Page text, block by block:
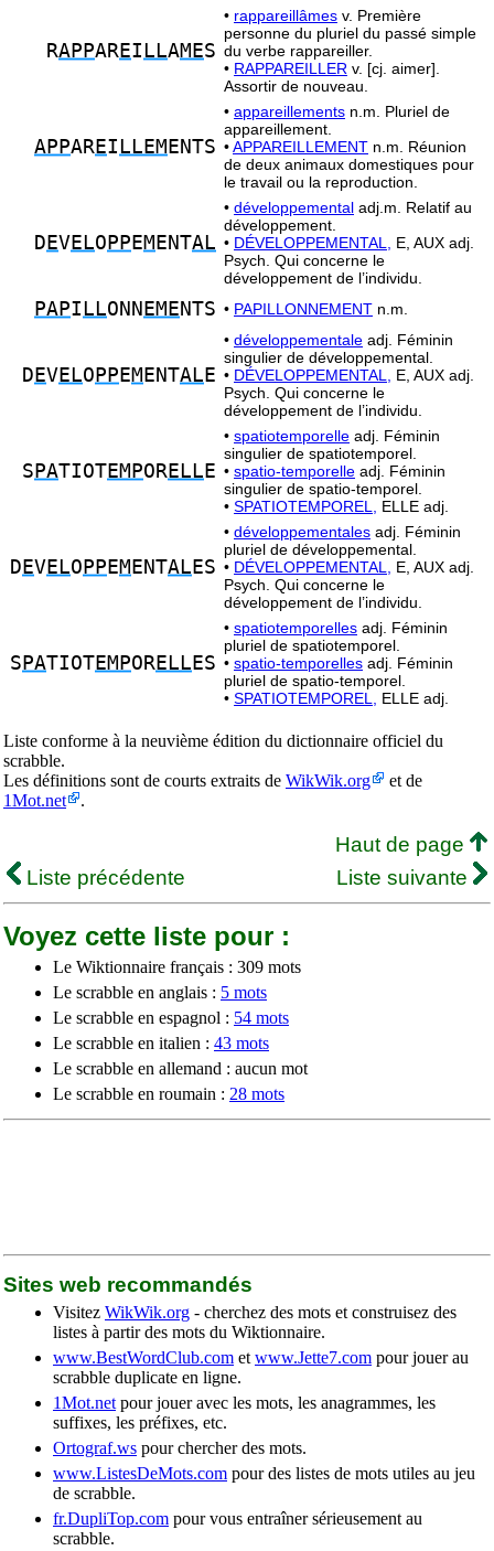
RAPPAREI LLAMES
• rappareillâmes v. Première
personne du pluriel du passé simple
du verbe rappareiller.
• RAPPAREILLER v. [cj. aimer].
Assortir de nouveau.
APPAREI LLEM ENTS
• appareillements n.m. Pluriel de
appareillement.
•APPAREILLEMENT n.m. Réunion
de deux animaux domestiques pour
le travail ou la reproduction.
D EVELO PP EM ENTAL
• développemental adj.m. Relatif au
développement.
• DÉVELOPPEMENTAL,
E, AUX adj.
Psych. Qui concerne le
développement de l’individu.
PAPI LLONN EME NTS • PAPILLONNEMENT n.m.
D EVELO PP EM ENTAL E
• développementale adj. Féminin
singulier de développemental.
• DÉVELOPPEMENTAL,
E, AUX adj.
Psych. Qui concerne le
développement de l’individu.
S PATIOTEMPORELL E
• spatiotemporelle adj. Féminin
singulier de spatiotemporel.
• spatio-temporelle adj. Féminin
singulier de spatio-temporel.
• SPATIOTEMPOREL, ELLE adj.
D EVELO PP EM ENTAL ES
• développementales adj. Féminin
pluriel de développemental.
• DÉVELOPPEMENTAL,
E, AUX adj.
Psych. Qui concerne le
développement de l’individu.
S PATIOTEMPORELL ES
• spatiotemporelles adj. Féminin
pluriel de spatiotemporel.
• spatio-temporelles adj. Féminin
pluriel de spatio-temporel.
• SPATIOTEMPOREL, ELLE adj.
Liste conforme à la neuvième édition du dictionnaire officiel du
scrabble.
Les définitions sont de courts extraits de WikWik.org
et de
1Mot.net
.
Haut de page
Liste précédente
Liste suivante
Voyez cette liste pour :
Le Wiktionnaire français : 309 mots
Le scrabble en anglais : 5 mots
Le scrabble en espagnol : 54 mots
Le scrabble en italien : 43 mots
Le scrabble en allemand : aucun mot
Le scrabble en roumain : 28 mots
Sites web recommandés
Visitez WikWik.org - cherchez des mots et construisez des
listes à partir des mots du Wiktionnaire.
www.BestWordClub.com et www.Jette7.com pour jouer au
scrabble duplicate en ligne.
1Mot.net pour jouer avec les mots, les anagrammes, les
suffixes, les préfixes, etc.
Ortograf.ws pour chercher des mots.
www.ListesDeMots.com pour des listes de mots utiles au jeu
de scrabble.
fr.DupliTop.com pour vous entraîner sérieusement au
scrabble.